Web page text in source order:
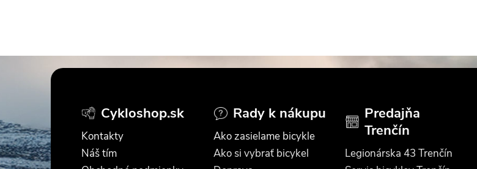
p
ä
Cykloshop.sk
Kontakty
Náš tím
Rady k nákupu
Ako zasielame bicykle
Ako si vybrať bicykel
Predajňa
Trenčín
Legionárska 43 Trenčín